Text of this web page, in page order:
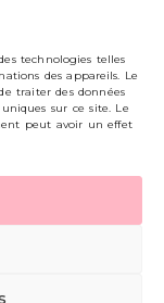
technologies telles
des appareils. Le
traiter des données
sur ce site. Le
peut avoir un effet